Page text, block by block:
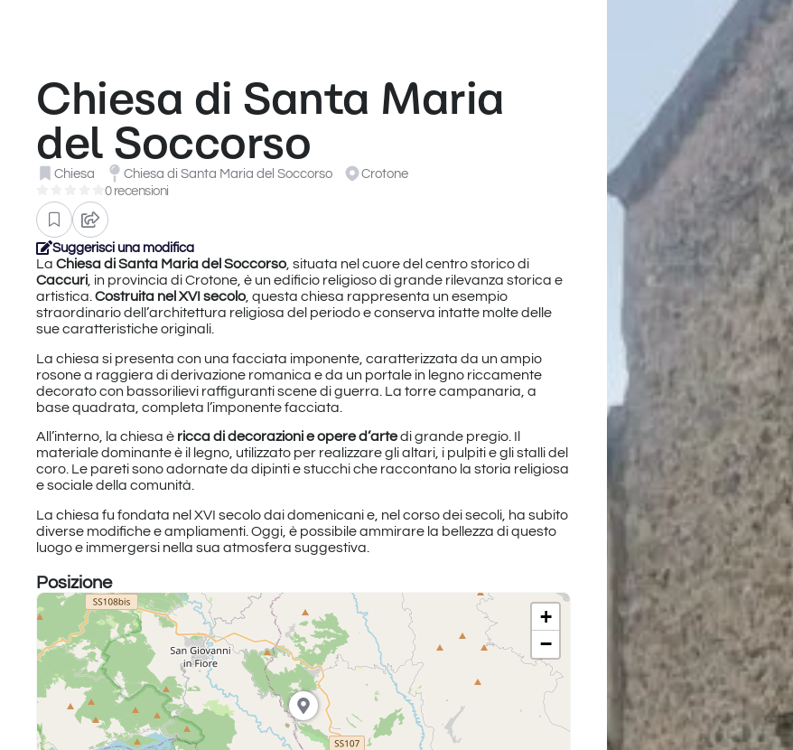
Chiesa di Santa Maria
del Soccorso
Chiesa Chiesa di Santa Maria del Soccorso
Crotone
0 recensioni
Suggerisci una modifica
La Chiesa di Santa Maria del Soccorso, situata nel cuore del centro storico di
Caccuri, in provincia di Crotone, è un edificio religioso di grande rilevanza storica e
artistica.Costruita nel XVI secolo, questa chiesa rappresenta un esempio
straordinario dell’architettura religiosa del periodo e conserva intatte molte delle
sue caratteristiche originali.
La chiesa si presenta con una facciata imponente, caratterizzata da un ampio
rosone a raggiera di derivazione romanica e da un portale in legno riccamente
decorato con bassorilievi raffiguranti scene di guerra. La torre campanaria, a
base quadrata, completa l’imponente facciata.
All’interno, la chiesa è ricca di decorazioni e opere d’artedi grande pregio. Il
materiale dominante è il legno, utilizzato per realizzare gli altari, i pulpiti e gli stalli del
coro. Le pareti sono adornate da dipinti e stucchi che raccontano la storia religiosa
e sociale della comunità.
La chiesa fu fondata nel XVI secolo dai domenicani e, nel corso dei secoli, ha subito
diverse modifiche e ampliamenti. Oggi, è possibile ammirare la bellezza di questo
luogo e immergersi nella sua atmosfera suggestiva.
Posizione
+
−